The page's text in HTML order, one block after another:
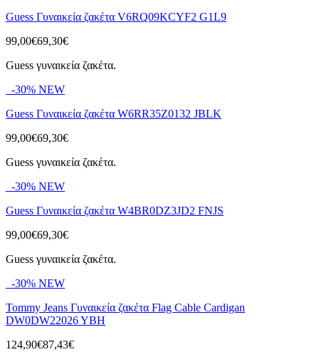
Guess Γυναικεία ζακέτα V6RQ09KCYF2 G1L9
99,00€69,30€
Guess γυναικεία ζακέτα.
-30% NEW
Guess Γυναικεία ζακέτα W6RR35Z0132 JBLK
99,00€69,30€
Guess γυναικεία ζακέτα.
-30% NEW
Guess Γυναικεία ζακέτα W4BR0DZ3JD2 FNJS
99,00€69,30€
Guess γυναικεία ζακέτα.
-30% NEW
Tommy Jeans Γυναικεία ζακέτα Flag Cable Cardigan
DW0DW22026 YBH
124,90€87,43€